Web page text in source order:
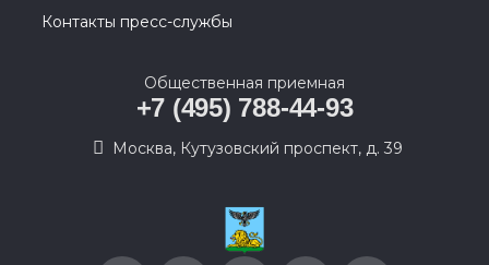
Контакты пресс-службы
Общественная приемная
+7 (495) 788-44-93
Москва, Кутузовский проспект, д. 39